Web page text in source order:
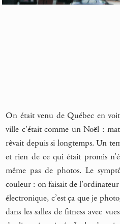
On était venu de Québec en
ville c’était comme un Noël :
rêvait depuis si longtemps. Un
et rien de ce qui était promis
même pas de photos. Le
couleur : on faisait de
électronique, c’est ça que je
dans les salles de fitness avec